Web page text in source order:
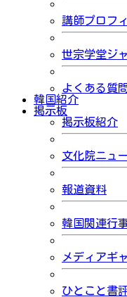
講師プロフ
世宗学堂ジ
よくある質問
韓国紹介
掲示板
掲示板紹介
文化院ニュ
報道資料
韓国関連行
メディアギ
ひとこと書